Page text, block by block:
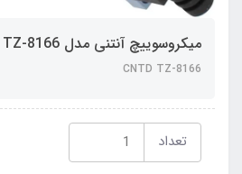
میکروسوییچ آنتنی مدل TZ-8166
CNTD TZ-8166
تعداد